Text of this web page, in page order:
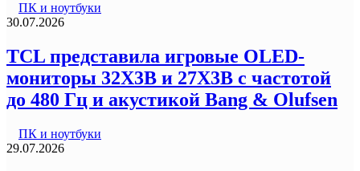
ПК и ноутбуки
30.07.2026
TCL представила игровые OLED-
мониторы 32X3B и 27X3B с частотой
до 480 Гц и акустикой Bang & Olufsen
ПК и ноутбуки
29.07.2026